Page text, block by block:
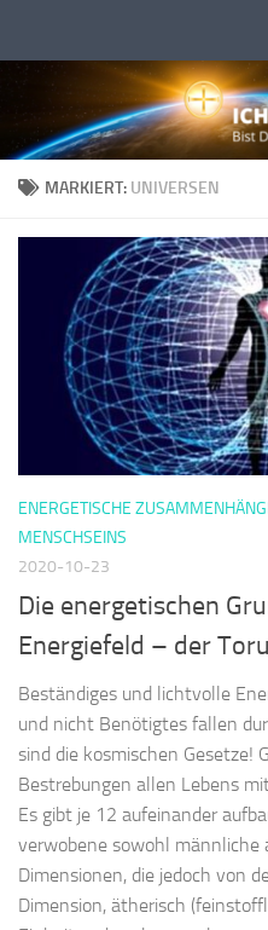
MARKIERT: UNIVERSEN
ENERGETISCHE
MENSCHSEINS
2020-10-23
Die energetischen
Energiefeld – der
Beständiges und lichtvolle
und nicht Benötigtes fallen
sind die kosmischen Gesetze!
Bestrebungen allen Lebens
Es gibt je 12 aufeinander
verwobene sowohl männliche
Dimensionen, die jedoch von
Dimension, ätherisch